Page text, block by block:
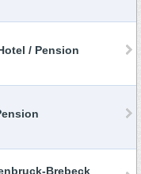
/ Pension
Brebeck